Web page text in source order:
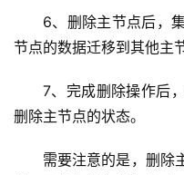
络
安
6、删除主节点后，
节点的数据迁移到其他主
7、完成删除操作后
删除主节点的状态。
需要注意的是，删除